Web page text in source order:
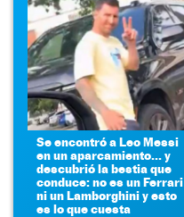
Se encontró a Leo Messi
en un aparcamiento... y
descubrió la bestia que
conduce: no es un Ferrari
ni un Lamborghini y esto
es lo que cuesta